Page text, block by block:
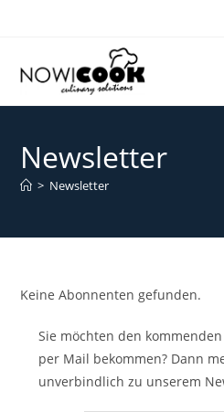
Newsletter
> Newsletter
Keine Abonnenten gefunden.
Sie möchten den
per Mail bekommen? Dann
unverbindlich zu unserem